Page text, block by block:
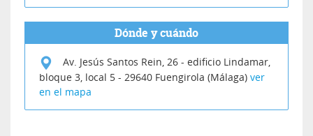
Dónde y cuándo
Av. Jesús Santos Rein, 26 - edificio Lindamar,
bloque 3, local 5 - 29640 Fuengirola (Málaga) ver
en el mapa